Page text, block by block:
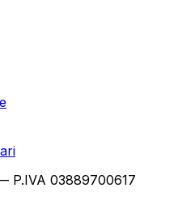
P.IVA 03889700617